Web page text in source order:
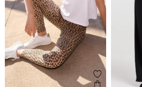
Ajouter aux
Aperçu